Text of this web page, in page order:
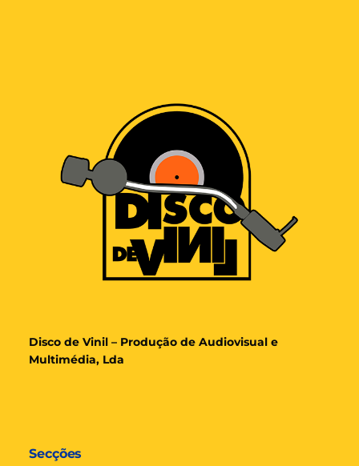
Disco de Vinil – Produção de Audiovisual e
Multimédia, Lda
Secções